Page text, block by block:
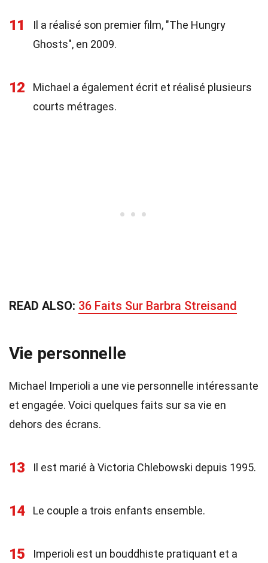
11
Il a réalisé son premier film, "The Hungry
Ghosts", en 2009.
12
Michael a également écrit et réalisé plusieurs
courts métrages.
READ ALSO: 36 Faits Sur Barbra Streisand
Vie personnelle
Michael Imperioli a une vie personnelle intéressante
et engagée. Voici quelques faits sur sa vie en
dehors des écrans.
13 Il est marié à Victoria Chlebowski depuis 1995.
14 Le couple a trois enfants ensemble.
15
Imperioli est un bouddhiste pratiquant et a